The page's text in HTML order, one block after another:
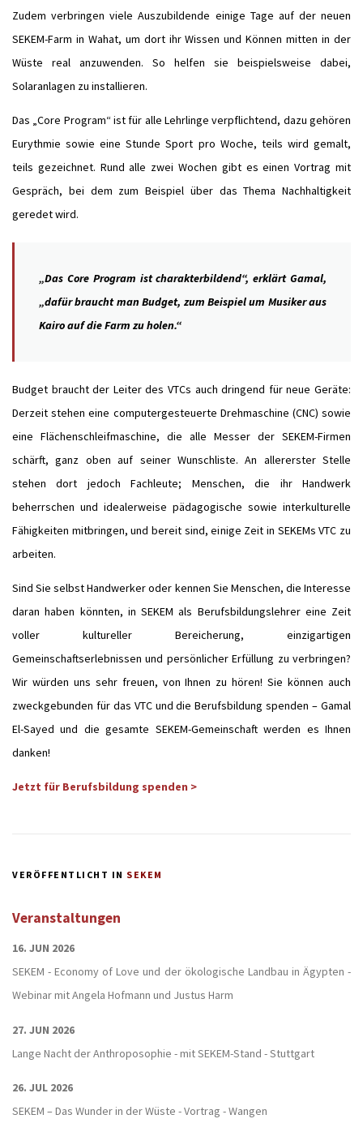
Zudem verbringen viele Auszubildende einige Tage auf der neuen
SEKEM-Farm in Wahat, um dort ihr Wissen und Können mitten in der
Wüste real anzuwenden. So helfen sie beispielsweise dabei,
Solaranlagen zu installieren.
Das „Core Program“ ist für alle Lehrlinge verpflichtend, dazu gehören
Eurythmie sowie eine Stunde Sport pro Woche, teils wird gemalt,
teils gezeichnet. Rund alle zwei Wochen gibt es einen Vortrag mit
Gespräch, bei dem zum Beispiel über das Thema Nachhaltigkeit
geredet wird.
„Das Core Program ist charakterbildend“, erklärt Gamal,
„dafür braucht man Budget, zum Beispiel um Musiker aus
Kairo auf die Farm zu holen.“
Budget braucht der Leiter des VTCs auch dringend für neue Geräte:
Derzeit stehen eine computergesteuerte Drehmaschine (CNC) sowie
eine Flächenschleifmaschine, die alle Messer der SEKEM-Firmen
schärft, ganz oben auf seiner Wunschliste. An allererster Stelle
stehen dort jedoch Fachleute; Menschen, die ihr Handwerk
beherrschen und idealerweise pädagogische sowie interkulturelle
Fähigkeiten mitbringen, und bereit sind, einige Zeit in SEKEMs VTC zu
arbeiten.
Sind Sie selbst Handwerker oder kennen Sie Menschen, die Interesse
daran haben könnten, in SEKEM als Berufsbildungslehrer eine Zeit
voller kultureller Bereicherung, einzigartigen
Gemeinschaftserlebnissen und persönlicher Erfüllung zu verbringen?
Wir würden uns sehr freuen, von Ihnen zu hören! Sie können auch
zweckgebunden für das VTC und die Berufsbildung spenden – Gamal
El-Sayed und die gesamte SEKEM-Gemeinschaft werden es Ihnen
danken!
Jetzt für Berufsbildung spenden >
VERÖFFENTLICHT IN SEKEM
Veranstaltungen
16. JUN 2026
SEKEM - Economy of Love und der ökologische Landbau in Ägypten -
Webinar mit Angela Hofmann und Justus Harm
27. JUN 2026
Lange Nacht der Anthroposophie - mit SEKEM-Stand - Stuttgart
26. JUL 2026
SEKEM – Das Wunder in der Wüste - Vortrag - Wangen